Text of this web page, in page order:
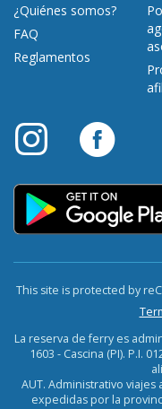
¿Quiénes somos?
FAQ
Reglamentos
This site is protected by
La reserva de ferry es
1603 - Cascina (PI). P.I.
AUT. Administrativo viajes
expedidas por la